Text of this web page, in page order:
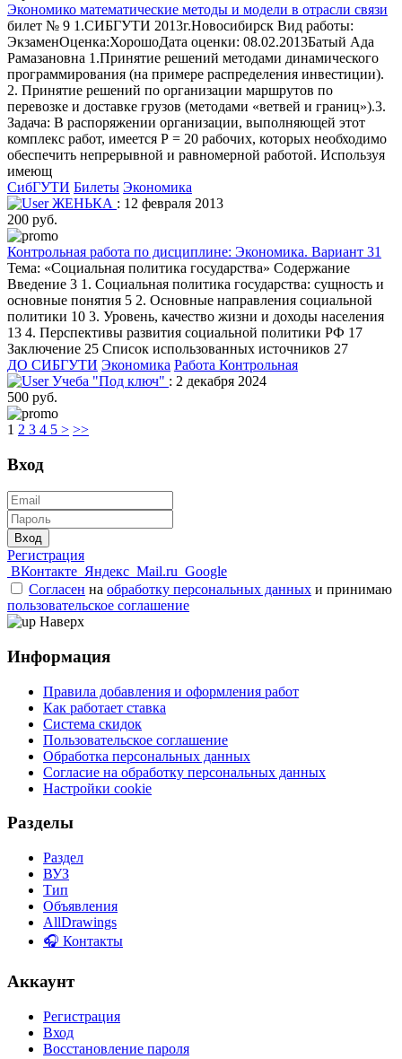
Экономико математические методы и модели в отрасли связи
билет № 9 1.СИБГУТИ 2013г.Новосибирск Вид работы:
ЭкзаменОценка:ХорошоДата оценки: 08.02.2013Батый Ада
Рамазановна 1.Принятие решений методами динамического
программирования (на примере распределения инвестиции).
2. Принятие решений по организации маршрутов по
перевозке и доставке грузов (методами «ветвей и границ»).3.
Задача: В распоряжении организации, выполняющей этот
комплекс работ, имеется Р = 20 рабочих, которых необходимо
обеспечить непрерывной и равномерной работой. Используя
имеющ
СибГУТИ Билеты Экономика
ЖЕНЬКА : 12 февраля 2013
200 руб.
Контрольная работа по дисциплине: Экономика. Вариант 31
Тема: «Социальная политика государства» Содержание
Введение 3 1. Социальная политика государства: сущность и
основные понятия 5 2. Основные направления социальной
политики 10 3. Уровень, качество жизни и доходы населения
13 4. Перспективы развития социальной политики РФ 17
Заключение 25 Список использованных источников 27
ДО СИБГУТИ Экономика Работа Контрольная
Учеба "Под ключ" : 2 декабря 2024
500 руб.
1 2 3 4 5 > >>
Вход
Вход
Регистрация
ВКонтакте Яндекс Mail.ru Google
Согласен на обработку персональных данных и принимаю
пользовательское соглашение
Наверх
Информация
Правила добавления и оформления работ
Как работает ставка
Система скидок
Пользовательское соглашение
Обработка персональных данных
Согласие на обработку персональных данных
Настройки cookie
Разделы
Раздел
ВУЗ
Тип
Объявления
AllDrawings
🎧 Контакты
Аккаунт
Регистрация
Вход
Восстановление пароля